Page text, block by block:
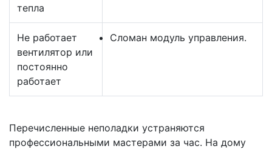
тепла
Не работает
вентилятор или
постоянно
работает
Сломан модуль управления.
Перечисленные неполадки устраняются
профессиональными мастерами за час. На дому